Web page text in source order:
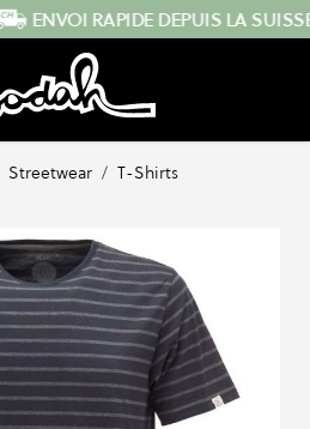
DEPUIS LA SUISSE
Streetwear / T-Shirts